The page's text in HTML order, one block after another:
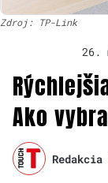
Zdroj: TP-Link
26.
Ako
Redakcia